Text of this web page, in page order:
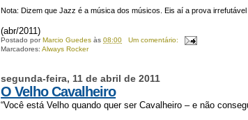
Nota: Dizem que Jazz é a música dos músicos. Eis aí a prova
(abr/2011)
Postado porMarcio Guedes às08:00
Um comentário:
Marcadores:Always Rocker
segunda-feira, 11 de abril de 2011
O Velho Cavalheiro
“Você está Velho quando quer ser Cavalheiro – e não